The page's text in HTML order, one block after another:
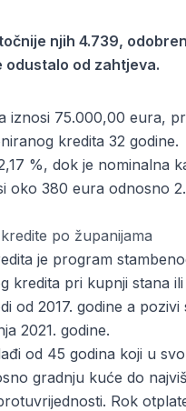
njih 4.739,
odustalo od zahtjeva.
iznosi 75.000,00 eura,
kredita 32 godine.
%, dok je nominalna
oko 380 eura odnosno
po županijama
je program
kredita pri kupnji stana
od 2017. godine a
2021. godine.
od 45 godina koji u
gradnju kuće do
Rok